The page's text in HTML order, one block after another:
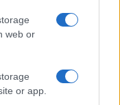
web or
or app.
dolore: storia e
la Gallura
rischio per